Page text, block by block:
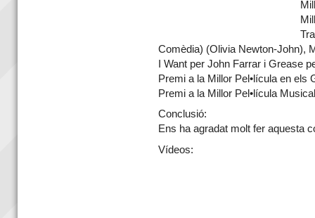
Comèdia) (Olivia Newton-John),
I Want per John Farrar i Grease
Premi a la Millor Pel•lícula en els
Premi a la Millor Pel•lícula
Conclusió:
Ens ha agradat molt fer aquesta
Vídeos: